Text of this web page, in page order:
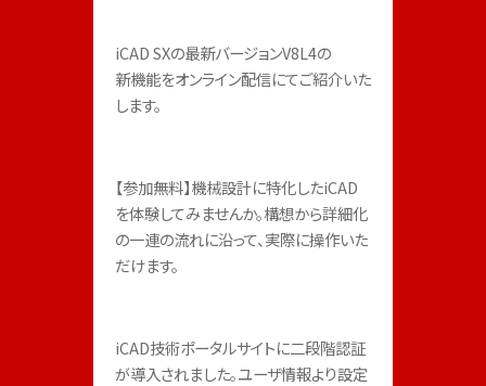
iCAD SXの最新バージョンV8L4の
新機能をオンライン配信にてご紹介いた
します。
【参加無料】機械設計に特化したiCAD
を体験してみませんか。構想から詳細化
の一連の流れに沿って、実際に操作いた
だけます。
iCAD技術ポータルサイトに二段階認証
が導入されました。ユーザ情報より設定